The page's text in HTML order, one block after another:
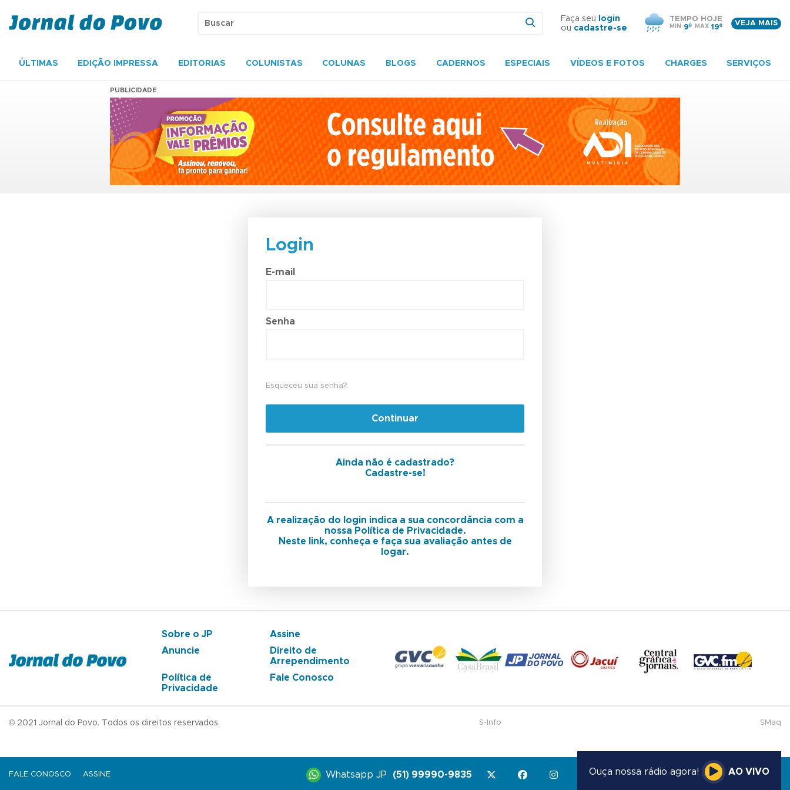
Faça seu
login
ou cadastre-se
TEMPO HOJE
MIN 9º MAX 19º
VEJA MAIS
ÚLTIMAS EDIÇÃO IMPRESSA EDITORIAS COLUNISTAS COLUNAS BLOGS CADERNOS ESPECIAIS VÍDEOS E FOTOS CHARGES SERVIÇOS
PUBLICIDADE
Login
E-mail
Senha
Esqueceu sua senha?
Continuar
Ainda não é cadastrado?
Cadastre-se!
A realização do login indica a sua concordância com a
nossa Política de Privacidade.
Neste link, conheça e faça sua avaliação antes de
logar.
Sobre o JP
Assine
Anuncie
Direito de
Arrependimento
Política de
Privacidade
Fale Conosco
© 2021 Jornal do Povo. Todos os direitos reservados. S-Info SMaq
FALE CONOSCO ASSINE Whatsapp JP (51) 99990-9835 Ouça nossa rádio agora! AO VIVO